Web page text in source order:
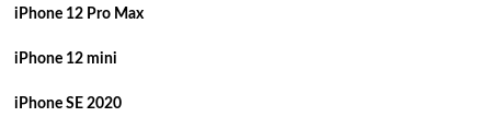
iPhone 12 Pro Max
iPhone 12 mini
iPhone SE 2020